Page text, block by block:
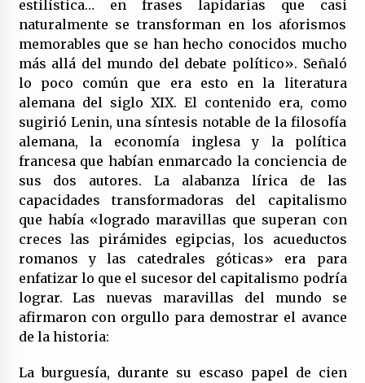
estilística… en frases lapidarias que casi
naturalmente se transforman en los aforismos
memorables que se han hecho conocidos mucho
más allá del mundo del debate político». Señaló
lo poco común que era esto en la literatura
alemana del siglo XIX. El contenido era, como
sugirió Lenin, una síntesis notable de la filosofía
alemana, la economía inglesa y la política
francesa que habían enmarcado la conciencia de
sus dos autores. La alabanza lírica de las
capacidades transformadoras del capitalismo
que había «logrado maravillas que superan con
creces las pirámides egipcias, los acueductos
romanos y las catedrales góticas» era para
enfatizar lo que el sucesor del capitalismo podría
lograr. Las nuevas maravillas del mundo se
afirmaron con orgullo para demostrar el avance
de la historia:
La burguesía, durante su escaso papel de cien